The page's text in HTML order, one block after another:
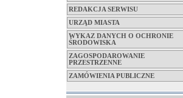
REDAKCJA SERWISU
URZĄD MIASTA
WYKAZ DANYCH O OCHRONIE
ŚRODOWISKA
ZAGOSPODAROWANIE
PRZESTRZENNE
ZAMÓWIENIA PUBLICZNE